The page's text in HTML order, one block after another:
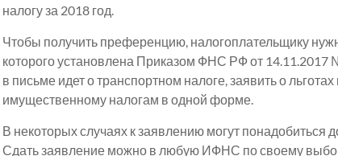
налогу за 2018 год.
Чтобы получить преференцию, налогоплательщику
которого установлена Приказом ФНС РФ от
в письме идет о транспортном налоге, заявить о
имущественному налогам в одной форме.
В некоторых случаях к заявлению могут понадобиться
Сдать заявление можно в любую ИФНС по своему